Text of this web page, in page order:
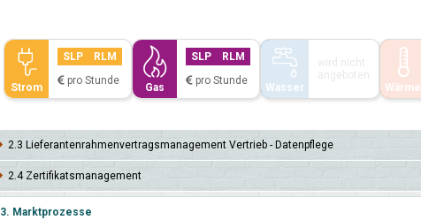
Strom
SLP
RLM
pro Stunde
Gas
SLP
RLM
pro Stunde
Wasser
Wärme
2.3 Lieferanten­rahmen­vertrags­manage­ment Vertrieb - Daten­pflege
2.4 Zertifikats­management
3. Marktprozesse